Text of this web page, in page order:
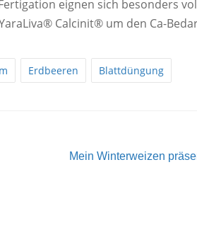
eignen sich besonders
Calcinit® um den Ca-
Erdbeeren Blattdüngung
Mein Winterweizen